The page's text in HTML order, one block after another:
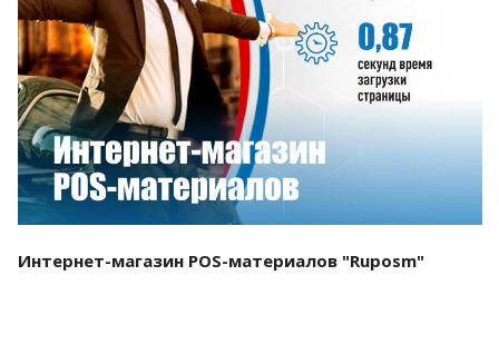
Смотреть проект
Интернет-магазин POS-материалов "Ruposm"